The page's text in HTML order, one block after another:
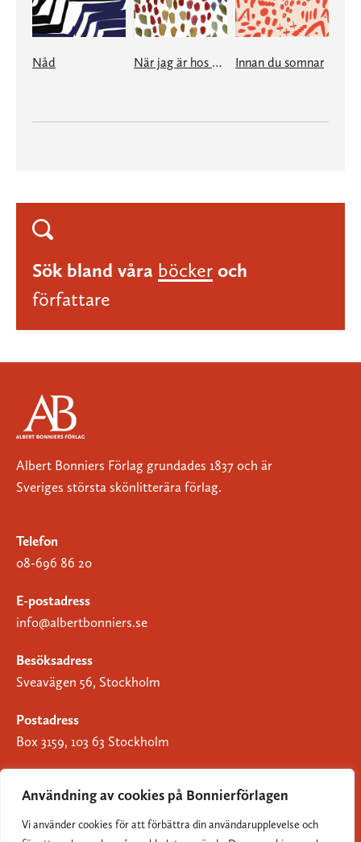
Användning av cookies på Bonnierförlagen
Vi använder cookies för att förbättra din användarupplevelse och
Nåd När jag är hos dig Innan du somnar
Sök bland våra böcker och
författare
Albert Bonniers Förlag grundades 1837 och är
Sveriges största skönlitterära förlag.
Telefon
08-696 86 20
E-postadress
info@albertbonniers.se
Besöksadress
Sveavägen 56, Stockholm
Postadress
Box 3159, 103 63 Stockholm
Om Bonnierförlagen